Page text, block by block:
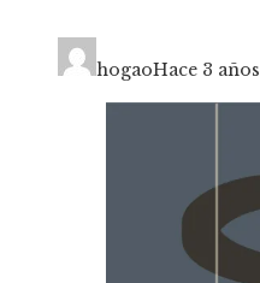
hogaoHace 3 años